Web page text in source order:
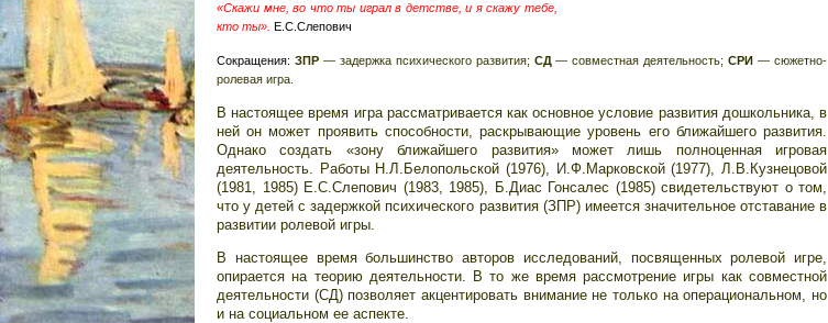
«Скажи мне, во что ты играл в детстве, и я скажу тебе,
кто ты».
Е.С.Слепович
Сокращения: ЗПР— задержка психического развития; СД—совместная деятельность; СРИ —сюжетно-
ролевая игра.
В настоящее время игра рассматривается как основное условие развития дошкольника, в
ней он может проявить способности, раскрывающие уровень его ближайшего развития.
Однако создать «зону ближайшего развития» может лишь полноценная игровая
деятельность. Работы Н.Л.Белопольской (1976), И.Ф.Марковской (1977), Л.В.Кузнецовой
(1981, 1985) Е.С.Слепович (1983, 1985), Б.Диас Гонсалес (1985) свидетельствуют о том,
что у детей с задержкой психического развития (ЗПР) имеется значительное отставание в
развитии ролевой игры.
В настоящее время большинство авторов исследований, посвященных ролевой игре,
опирается на теорию деятельности. В то же время рассмотрение игры как совместной
деятельности (СД) позволяет акцентировать внимание не только на операциональном, но
и на социальном ее аспекте.